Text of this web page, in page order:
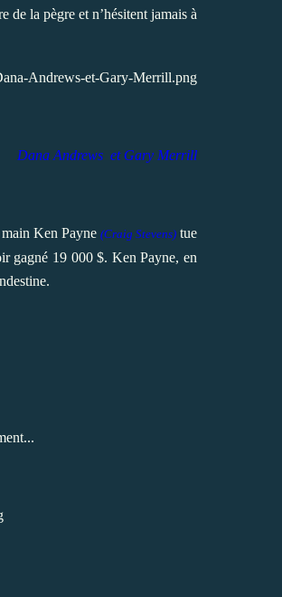
la pègre et n’hésitent jamais à
Dana Andrews et Gary Merrill
Ken Payne (Craig Stevens) tue
gagné 19 000 $. Ken Payne, en